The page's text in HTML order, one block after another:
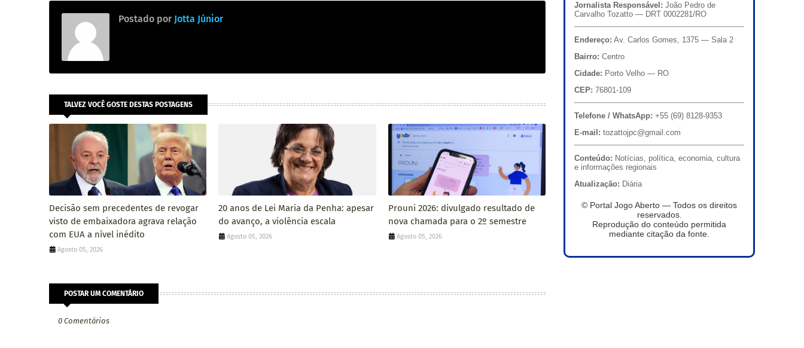
Postado por Jotta Júnior
TALVEZ VOCÊ GOSTE DESTAS POSTAGENS
Decisão sem precedentes de revogar
visto de embaixadora agrava relação
com EUA a nível inédito
Agosto 05, 2026
20 anos de Lei Maria da Penha: apesar
do avanço, a violência escala
Agosto 05, 2026
Prouni 2026: divulgado resultado de
nova chamada para o 2º semestre
Agosto 05, 2026
POSTAR UM COMENTÁRIO
0 Comentários
Jornalista Responsável: João Pedro de
Carvalho Tozatto — DRT 0002281/RO
Endereço: Av. Carlos Gomes, 1375 — Sala 2
Bairro: Centro
Cidade: Porto Velho — RO
CEP: 76801-109
Telefone / WhatsApp: +55 (69) 8128-9353
E-mail: tozattojpc@gmail.com
Conteúdo: Notícias, política, economia, cultura
e informações regionais
Atualização: Diária
© Portal Jogo Aberto — Todos os direitos
reservados.
Reprodução do conteúdo permitida
mediante citação da fonte.